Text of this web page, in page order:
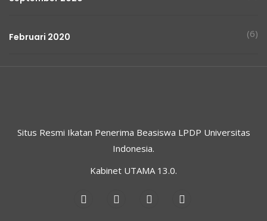
Februari 2020 (6)
Situs Resmi Ikatan Penerima Beasiswa LPDP Universitas
Indonesia.
Kabinet UTAMA 13.0.